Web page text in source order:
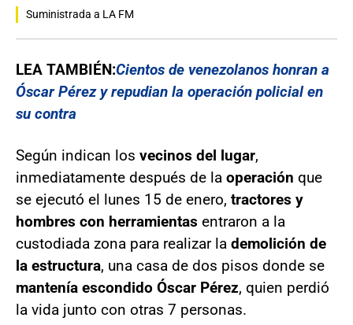
Suministrada a LA FM
LEA TAMBIÉN:Cientos de venezolanos honran a
Óscar Pérez y repudian la operación policial en
su contra
Según indican los vecinos del lugar,
inmediatamente después de la operación que
se ejecutó el lunes 15 de enero, tractores y
hombres con herramientas entraron a la
custodiada zona para realizar la demolición de
la estructura, una casa de dos pisos donde se
mantenía escondido Óscar Pérez, quien perdió
la vida junto con otras 7 personas.